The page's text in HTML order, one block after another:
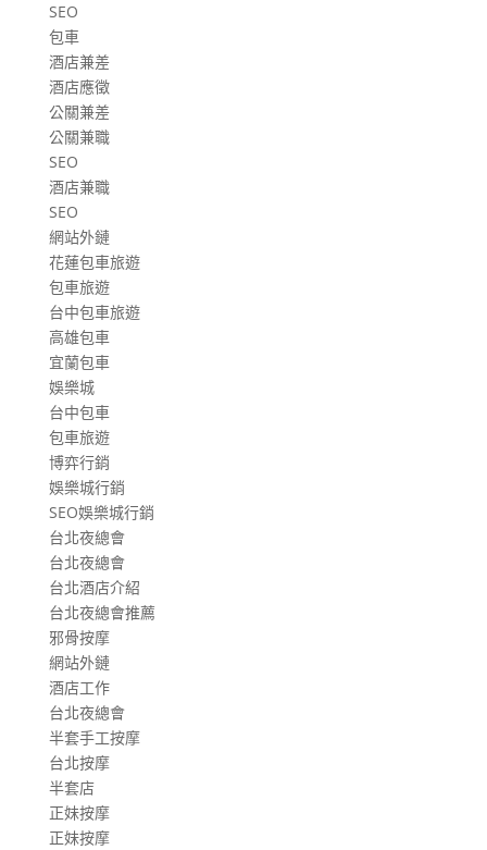
SEO
包車
酒店兼差
酒店應徵
公關兼差
公關兼職
SEO
酒店兼職
SEO
網站外鏈
花蓮包車旅遊
包車旅遊
台中包車旅遊
高雄包車
宜蘭包車
娛樂城
台中包車
包車旅遊
博弈行銷
娛樂城行銷
SEO娛樂城行銷
台北夜總會
台北夜總會
台北酒店介紹
台北夜總會推薦
邪骨按摩
網站外鏈
酒店工作
台北夜總會
半套手工按摩
台北按摩
半套店
正妹按摩
正妹按摩